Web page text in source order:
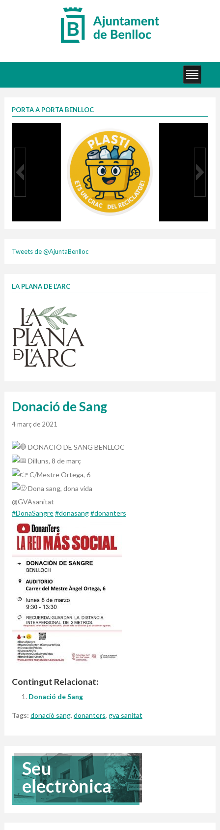
PORTA A PORTA BENLLOC
1 contenidors intel·ligents
Finançat per la Unió Europea – NextGenerationEU
Tweets de @AjuntaBenlloc
LA PLANA DE L’ARC
Donació de Sang
4 març de 2021
DONACIÓ DE SANG BENLLOC
Dilluns, 8 de març
C/Mestre Ortega, 6
Dona sang, dona vida
@GVAsanitat
#DonaSangre#donasang#donanters
Contingut Relacionat:
Donació de Sang
Tags: donació sang, donanters, gva sanitat